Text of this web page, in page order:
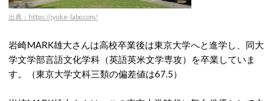
出典：https://jyuke-labo.com/
岩崎MARK雄大さんは高校卒業後は東京大学へと進学し、同大
学文学部言語文化学科（英語英米文学専攻）を卒業していま
す。（東京大学文科三類の偏差値は67.5）